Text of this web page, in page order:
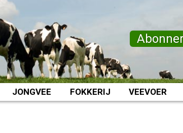
JONGVEE FOKKERIJ VEEVOER